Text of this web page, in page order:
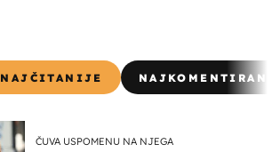
NAJČITANIJE
ČUVA USPOMENU NA NJEGA